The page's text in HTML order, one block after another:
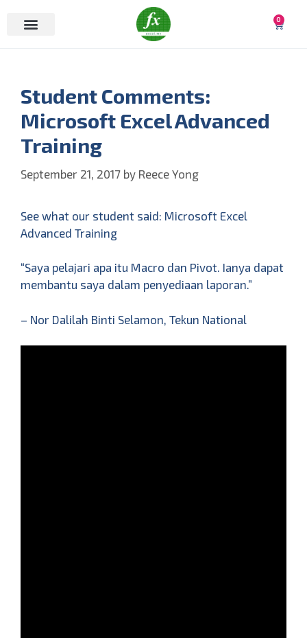
0
Student Comments:
Microsoft Excel Advanced
Training
September 21, 2017 by Reece Yong
See what our student said: Microsoft Excel
Advanced Training
“Saya pelajari apa itu Macro dan Pivot. Ianya dapat
membantu saya dalam penyediaan laporan.”
– Nor Dalilah Binti Selamon, Tekun National